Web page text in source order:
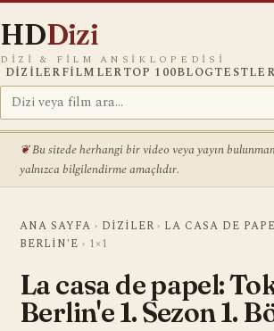
HDDizi
DIZI & FILM ANSIKLOPEDISI
DIZILERFILMLERTOP 100BLOGTESTLER
Bu sitede herhangi bir video veya yayın
yalnızca bilgilendirme amaçlıdır.
ANA SAYFA › DIZILER › LA CASA DE
BERLIN'E › 1×1
La casa de papel:
Berlin'e 1. Sezon 1.